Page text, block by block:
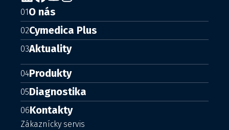
01O nás
02Cymedica Plus
03Aktuality
04Produkty
05Diagnostika
06Kontakty
Zákaznícky servis